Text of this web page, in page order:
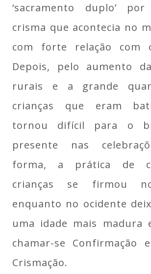
‘sacramento duplo’
crisma que acontecia no
com forte relação com
Depois, pelo aumento
rurais e a grande
crianças que eram
tornou difícil para o
presente nas
forma, a prática de
crianças se firmou
enquanto no ocidente
uma idade mais madura
chamar-se Confirmação
Crismação.